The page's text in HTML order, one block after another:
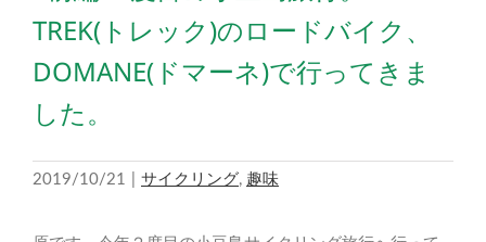
TREK(トレック)のロードバイク、
DOMANE(ドマーネ)で行ってきま
した。
2019/10/21 サイクリング, 趣味